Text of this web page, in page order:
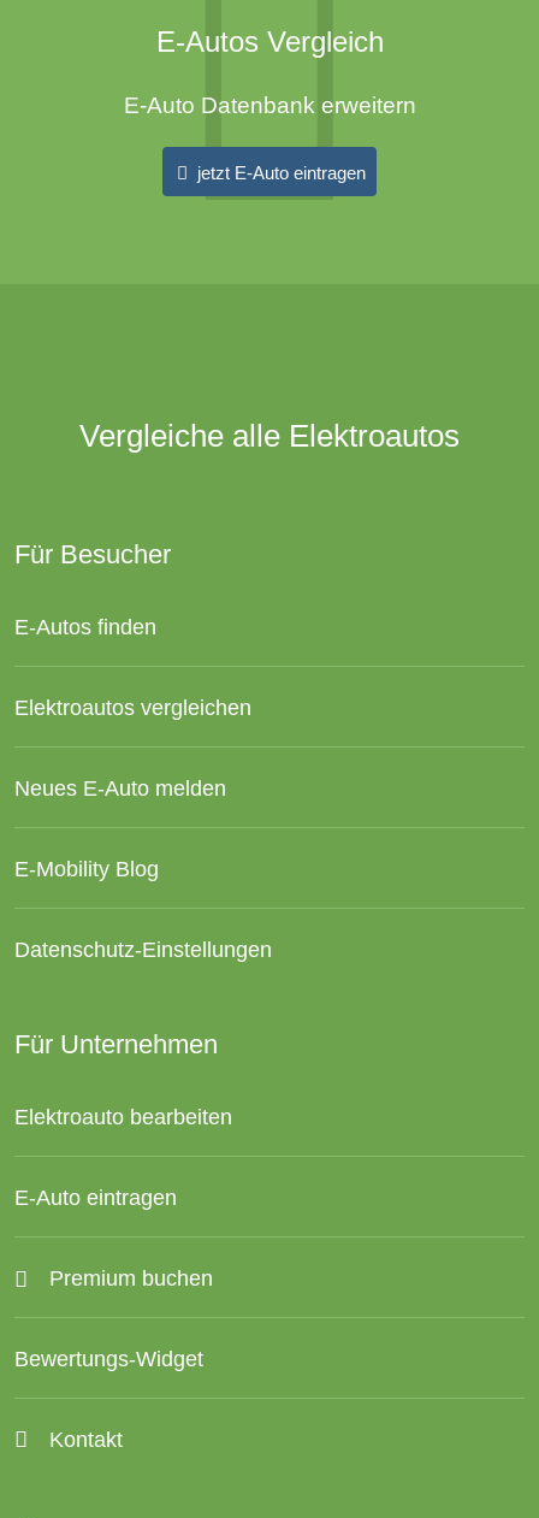
E-Autos Vergleich
E-Auto Datenbank erweitern
jetzt E-Auto eintragen
Vergleiche alle Elektroautos
Für Besucher
E-Autos finden
Elektroautos vergleichen
Neues E-Auto melden
E-Mobility Blog
Datenschutz-Einstellungen
Für Unternehmen
Elektroauto bearbeiten
E-Auto eintragen
Premium buchen
Bewertungs-Widget
Kontakt